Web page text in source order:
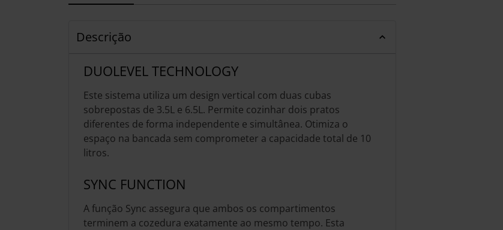
Descrição
DUOLEVEL TECHNOLOGY
Este sistema utiliza um design vertical com duas cubas
sobrepostas de 3.5L e 6.5L. Permite cozinhar dois pratos
diferentes de forma independente e simultânea. Otimiza o
espaço na bancada sem comprometer a capacidade total de 10
litros.
SYNC FUNCTION
A função Sync assegura que ambos os compartimentos
terminem a cozedura exatamente ao mesmo tempo. Esta